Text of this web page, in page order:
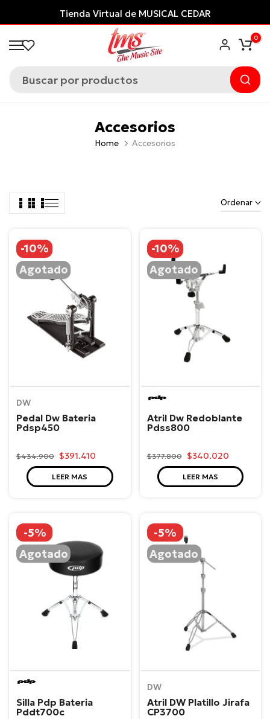
al
contenido
Tienda Virtual de MUSICAL CEDAR
0
Accesorios
Home Accesorios
Ordenar
-10%
Agotado
DW
Pedal Dw Bateria
Pdsp450
$434.900 $391.410
LEER MAS
-10%
Agotado
Atril Dw Redoblante
Pdss800
$377.800 $340.020
LEER MAS
-5%
Agotado
Silla Pdp Bateria
Pddt700c
-5%
Agotado
DW
Atril DW Platillo Jirafa
CP3700